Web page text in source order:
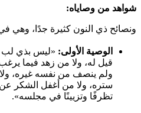
شواهد من وصاياه:
ونصائح ذي النون كثيرة جدًا، وهي
الوصية الأولى: «ليس بذي
قيل له، ولا من زهد فيما
ولم ينصف من نفسه غيره،
ستره، ولا من أغفل الشكر
تظرفًا وتزيينًا في مجلسه».